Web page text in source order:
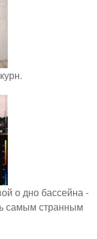
о дно бассейна -
самым странным